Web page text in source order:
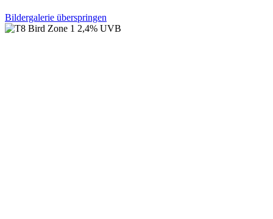
Bildergalerie überspringen